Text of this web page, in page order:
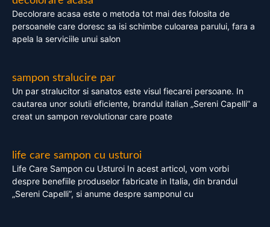
Decolorare acasa este o metoda tot mai des folosita de
persoanele care doresc sa isi schimbe culoarea parului, fara a
apela la serviciile unui salon
sampon stralucire par
Un par stralucitor si sanatos este visul fiecarei persoane. In
cautarea unor solutii eficiente, brandul italian „Sereni Capelli” a
creat un sampon revolutionar care poate
life care sampon cu usturoi
Life Care Sampon cu Usturoi In acest articol, vom vorbi
despre benefiile produselor fabricate in Italia, din brandul
„Sereni Capelli”, si anume despre samponul cu